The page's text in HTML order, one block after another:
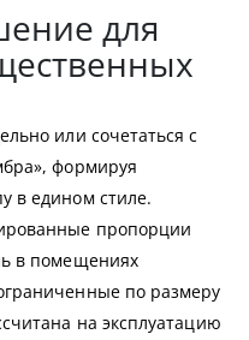
для
или сочетаться с
формируя
в едином стиле.
пропорции
в помещениях
по размеру
на эксплуатацию